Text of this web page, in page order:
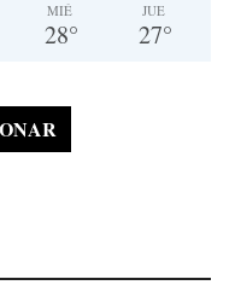
MIÉ
28°
JUE
27°